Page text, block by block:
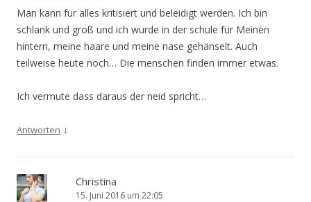
Man kann für alles kritisiert und beleidigt werden. Ich bin
schlank und groß und ich wurde in der schule für Meinen
hintern, meine haare und meine nase gehänselt. Auch
teilweise heute noch… Die menschen finden immer etwas.
Ich vermute dass daraus der neid spricht…
Antworten ↓
Christina
15. Juni 2016 um 22:05